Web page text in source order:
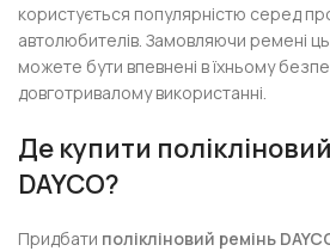
користується популярністю серед
автолюбителів. Замовляючи ремені
можете бути впевнені в їхньому
довготривалому використанні.
Де купити
DAYCO?
Придбати полікліновий ремінь